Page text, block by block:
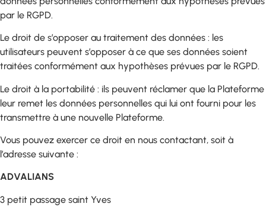
par le RGPD.
Le droit de s’opposer au traitement des données : les
utilisateurs peuvent s’opposer à ce que ses données soient
traitées conformément aux hypothèses prévues par le RGPD.
Le droit à la portabilité : ils peuvent réclamer que la Plateforme
leur remet les données personnelles qui lui ont fourni pour les
transmettre à une nouvelle Plateforme.
Vous pouvez exercer ce droit en nous contactant, soit à
l’adresse suivante :
ADVALIANS
3 petit passage saint Yves